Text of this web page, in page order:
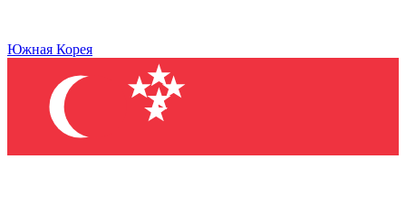
Южная Корея